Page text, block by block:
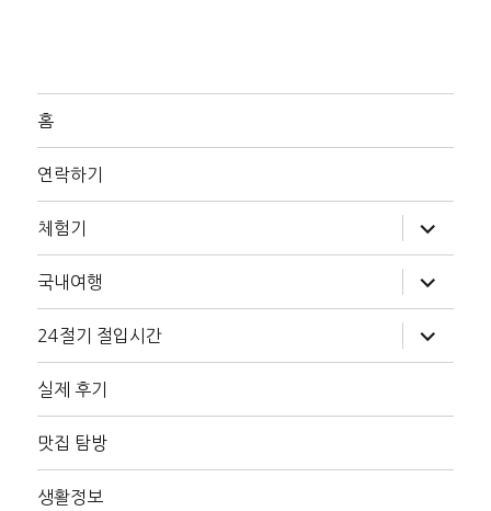
홈
연락하기
체험기
위
메
확
장
국내여행
위
메
확
장
24절기 절입시간
위
메
장
실제 후기
맛집 탐방
생활정보